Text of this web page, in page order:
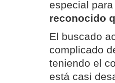
especial
reconocido
El buscado
complicado
teniendo el
está casi